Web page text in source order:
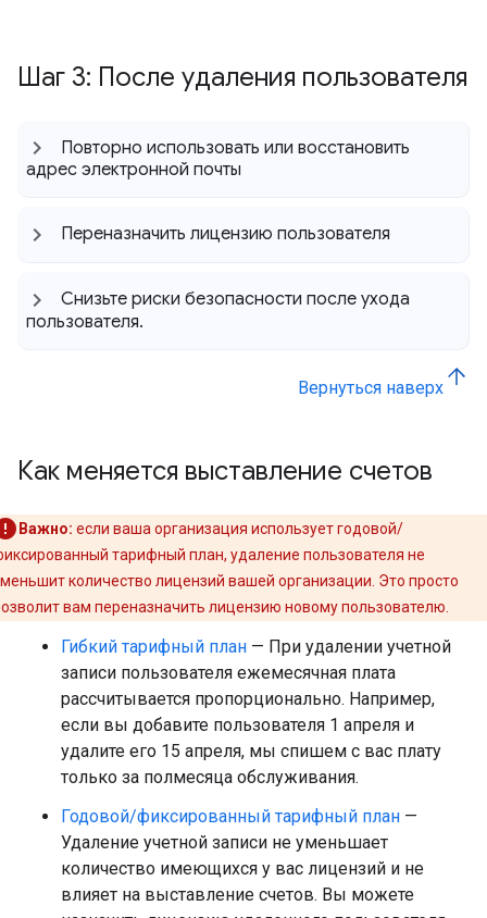
Шаг 3: После удаления пользователя
Повторно использовать или восстановить
адрес электронной почты
Переназначить лицензию пользователя
Снизьте риски безопасности после ухода
пользователя.
Вернуться наверх
Как меняется выставление счетов
Важно: если ваша организация использует годовой/
тарифный план, удаление пользователя не
количество лицензий вашей организации. Это просто
вам переназначить лицензию новому пользователю.
Гибкий тарифный план — При удалении учетной
записи пользователя ежемесячная плата
рассчитывается пропорционально. Например,
если вы добавите пользователя 1 апреля и
удалите его 15 апреля, мы спишем с вас плату
только за полмесяца обслуживания.
Годовой/фиксированный тарифный план —
Удаление учетной записи не уменьшает
количество имеющихся у вас лицензий и не
влияет на выставление счетов. Вы можете